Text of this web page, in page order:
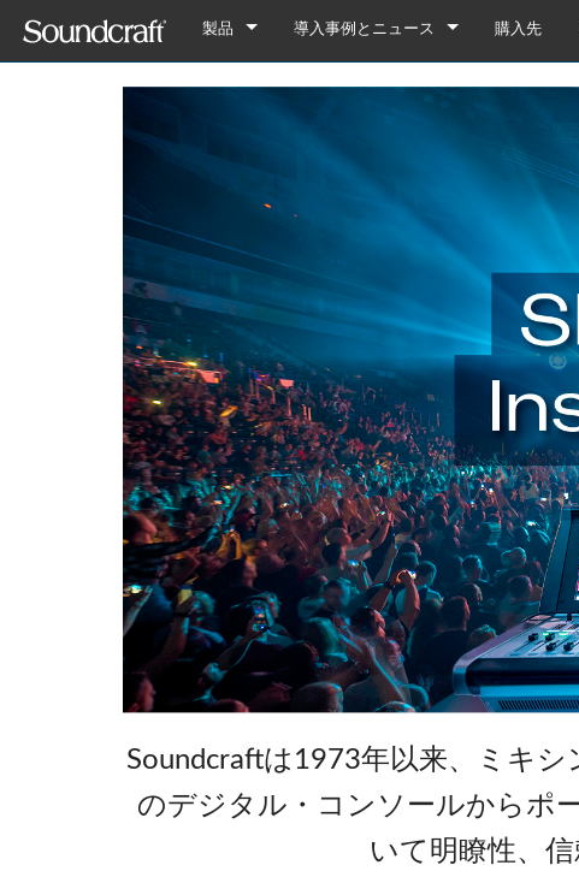
製品
デジタル Vi Series Vi7000
Vi2000
Vi400/600 Upgrade
Vi StageboxesVi Stagebox
Mini
Mini
Compact
Vi Option CardsVi Option
Vi Mobile AppsViSi Remote
ViSi Listen
Audio Calc
Si Performer 1
Si Expression 3
Si Expression 2
Si Expression 1
Si StageboxesMini
Mini
Compact
Si Option CardsSi Option
Si Mobile AppsViSi Remote
ViSi Listen
Audio Calc
Notepad-5
GB2R
EFX Series EFX12
EFX8
EPM Series EPM12
EPM8
EPM6
導入事例とニュース
導入事例
購入先
Soundcraftは1973年以来、ミキ
のデジタル・コンソールからポ
いて明瞭性、